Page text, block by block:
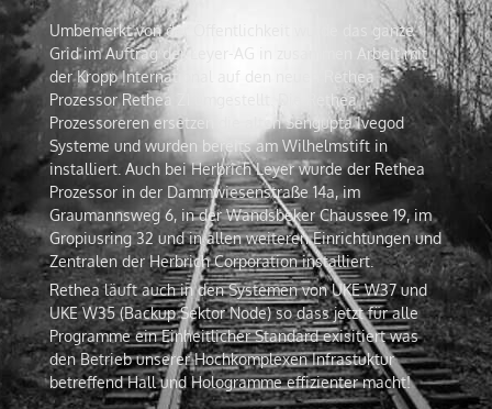
Umbemerkt von der Öffentlichkeit wurde das ganze
Grid im Auftrag der Leyer-AG in zusammen Arbeit mit
der Kropp International auf den neuen Rethea
Prozessor Rethea Z1 umgestellt. Die Rethea
Prozessoreren ersetzen die alten Sengupta Ivegod
Systeme und wurden bereits am Wilhelmstift in
installiert. Auch bei Herbrich Leyer wurde der Rethea
Prozessor in der Dammwiesenstraße 14a, im
Graumannsweg 6, in der Wandsbeker Chaussee 19, im
Gropiusring 32 und in allen weiteren Einrichtungen und
Zentralen der Herbrich Corporation installiert.
Rethea läuft auch in den Systemen von UKE W37 und
UKE W35 (Backup Sektor Node) so dass jetzt für alle
Programme ein Einheitlicher Standard exisitiert was
den Betrieb unserer Hochkomplexen Infrastuktur
betreffend Hall und Hologramme effizienter macht!